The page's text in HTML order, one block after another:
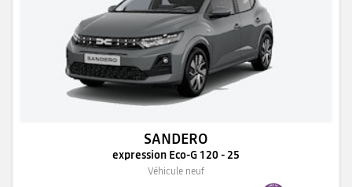
SANDERO
expression Eco-G 120 - 25
Véhicule neuf